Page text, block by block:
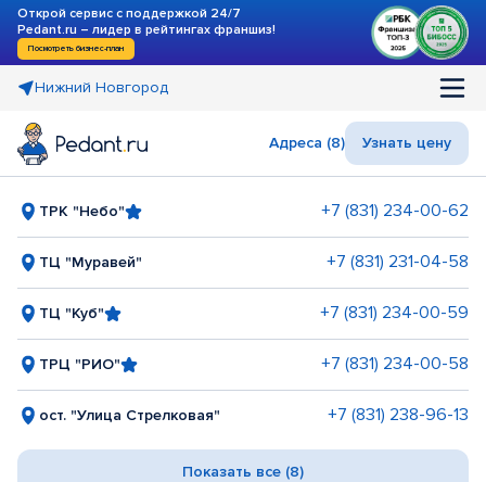
Открой сервис с поддержкой 24/7
Pedant.ru – лидер в рейтингах франшиз!
Посмотреть бизнес-план
Нижний Новгород
Адреса (8) Узнать цену
ТРК "Небо" +7 (831) 234-00-62
ТЦ "Муравей" +7 (831) 231-04-58
ТЦ "Куб" +7 (831) 234-00-59
ТРЦ "РИО" +7 (831) 234-00-58
ост. "Улица Стрелковая" +7 (831) 238-96-13
Показать все (8)